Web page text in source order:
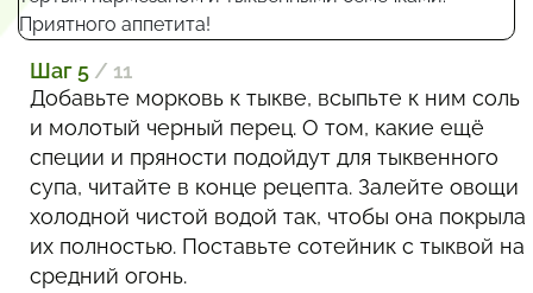
Шаг 5 / 11
Добавьте морковь к тыкве, всыпьте к ним соль
и молотый черный перец. О том, какие ещё
специи и пряности подойдут для тыквенного
супа, читайте в конце рецепта. Залейте овощи
холодной чистой водой так, чтобы она покрыла
их полностью. Поставьте сотейник с тыквой на
средний огонь.